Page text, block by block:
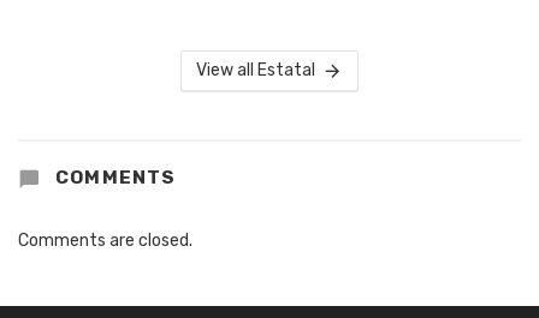
View all Estatal
COMMENTS
Comments are closed.